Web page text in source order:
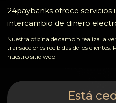
Reseñas
Reglas
AML/CFT
24paybanks ofrece servicios
intercambio de dinero
Nuestra oficina de cambio realiza la
transacciones recibidas de los clientes.
nuestro sitio web
Está